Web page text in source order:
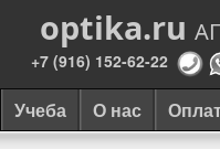
optika.ru
+7 (916) 152-62-22
Учеба О нас